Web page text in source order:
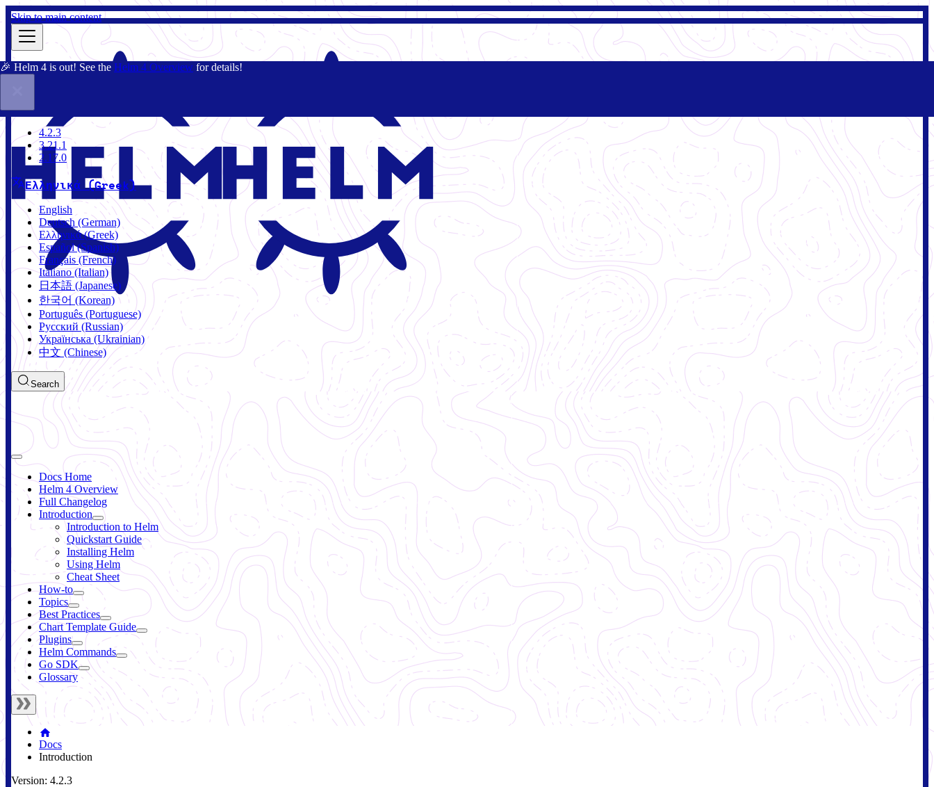
Skip to main content
🎉 Helm 4 is out! See the Helm 4 Overview for details!
4.2.3
4.2.3
3.21.1
2.17.0
Ελληνικά (Greek)
English
Deutsch (German)
Ελληνικά (Greek)
Español (Spanish)
Français (French)
Italiano (Italian)
日本語 (Japanese)
한국어 (Korean)
Português (Portuguese)
Русский (Russian)
Українська (Ukrainian)
中文 (Chinese)
Search
Docs Home
Helm 4 Overview
Full Changelog
Introduction
Introduction to Helm
Quickstart Guide
Installing Helm
Using Helm
Cheat Sheet
How-to
Topics
Best Practices
Chart Template Guide
Plugins
Helm Commands
Go SDK
Glossary
Docs
Introduction
Version: 4.2.3